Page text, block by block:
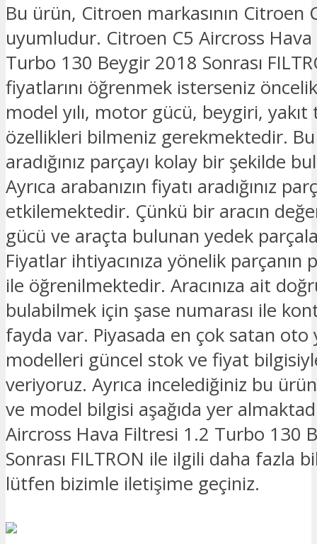
Bu ürün, Citroen markasının Citroen
uyumludur. Citroen C5 Aircross
Turbo 130 Beygir 2018 Sonrası
fiyatlarını öğrenmek isterseniz
model yılı, motor gücü, beygiri,
özellikleri bilmeniz gerekmektedir.
aradığınız parçayı kolay bir şekilde
Ayrıca arabanızın fiyatı aradığınız
etkilemektedir. Çünkü bir aracın
gücü ve araçta bulunan yedek
Fiyatlar ihtiyacınıza yönelik parçanın
ile öğrenilmektedir. Aracınıza ait
bulabilmek için şase numarası ile
fayda var. Piyasada en çok satan oto
modelleri güncel stok ve fiyat
veriyoruz. Ayrıca incelediğiniz bu
ve model bilgisi aşağıda yer
Aircross Hava Filtresi 1.2 Turbo 130
Sonrası FILTRON ile ilgili daha fazla
lütfen bizimle iletişime geçiniz.